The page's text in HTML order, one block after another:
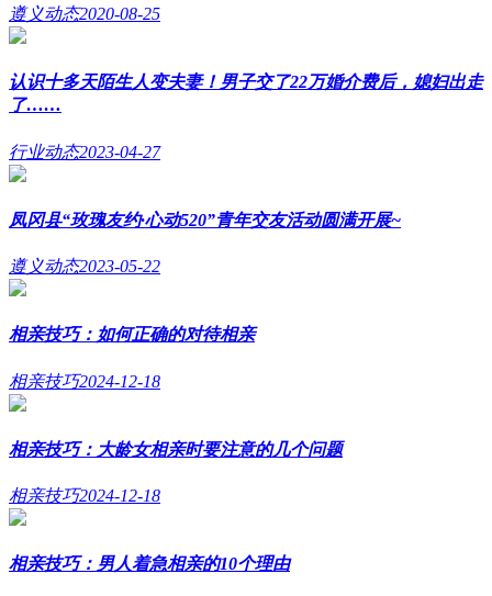
遵义动态2020-08-25
认识十多天陌生人变夫妻！男子交了22万婚介费后，媳妇出走
了……
行业动态2023-04-27
凤冈县“玫瑰友约·心动520”青年交友活动圆满开展~
遵义动态2023-05-22
相亲技巧：如何正确的对待相亲
相亲技巧2024-12-18
相亲技巧：大龄女相亲时要注意的几个问题
相亲技巧2024-12-18
相亲技巧：男人着急相亲的10个理由